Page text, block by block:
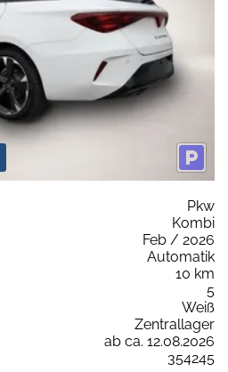
Pkw
Kombi
Feb / 2026
Automatik
10 km
5
Weiß
Zentrallager
ab ca. 12.08.2026
354245